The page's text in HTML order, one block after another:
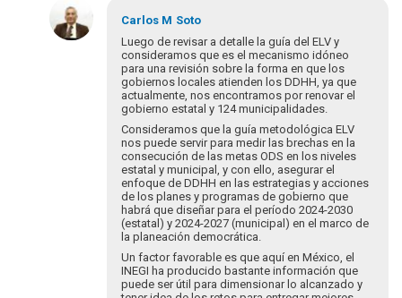
respuesta
a
¡Bienvenidos
bienvenidas
Carlos M Soto
Luego de revisar a detalle la guía del ELV y
consideramos que es el mecanismo idóneo
para una revisión sobre la forma en que los
gobiernos locales atienden los DDHH, ya que
actualmente, nos encontramos por renovar el
gobierno estatal y 124 municipalidades.
Consideramos que la guía metodológica ELV
nos puede servir para medir las brechas en la
consecución de las metas ODS en los niveles
estatal y municipal, y con ello, asegurar el
enfoque de DDHH en las estrategias y acciones
de los planes y programas de gobierno que
habrá que diseñar para el período 2024-2030
(estatal) y 2024-2027 (municipal) en el marco de
la planeación democrática.
Un factor favorable es que aquí en México, el
INEGI ha producido bastante información que
puede ser útil para dimensionar lo alcanzado y